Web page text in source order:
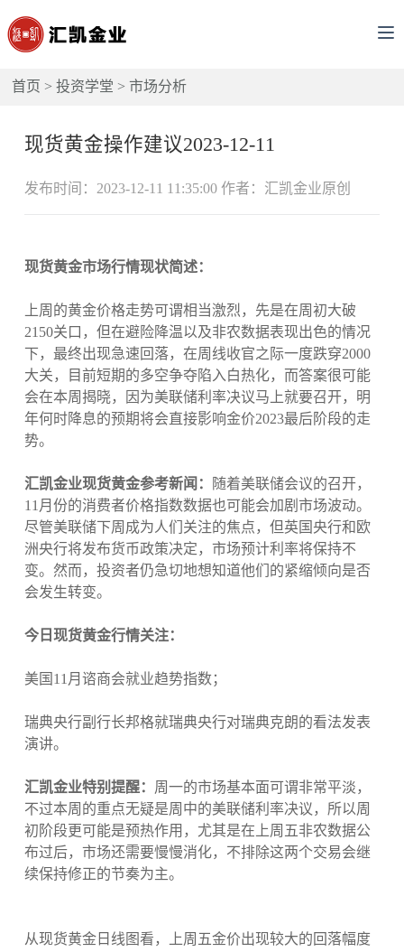
首页 >投资学堂 >市场分析
现货黄金操作建议2023-12-11
发布时间：2023-12-11 11:35:00 作者：汇凯金业原创
现货黄金市场行情现状简述：
上周的黄金价格走势可谓相当激烈，先是在周初大破
2150关口，但在避险降温以及非农数据表现出色的情况
下，最终出现急速回落，在周线收官之际一度跌穿2000
大关，目前短期的多空争夺陷入白热化，而答案很可能
会在本周揭晓，因为美联储利率决议马上就要召开，明
年何时降息的预期将会直接影响金价2023最后阶段的走
势。
汇凯金业现货黄金参考新闻：
随着美联储会议的召开，
11月份的消费者价格指数数据也可能会加剧市场波动。
尽管美联储下周成为人们关注的焦点，但英国央行和欧
洲央行将发布货币政策决定，市场预计利率将保持不
变。然而，投资者仍急切地想知道他们的紧缩倾向是否
会发生转变。
今日现货黄金行情关注：
美国11月谘商会就业趋势指数；
瑞典央行副行长邦格就瑞典央行对瑞典克朗的看法发表
演讲。
汇凯金业特别提醒： 周一的市场基本面可谓非常平淡，
不过本周的重点无疑是周中的美联储利率决议，所以周
初阶段更可能是预热作用，尤其是在上周五非农数据公
布过后，市场还需要慢慢消化，不排除这两个交易会继
续保持修正的节奏为主。
从现货黄金日线图看，上周五金价出现较大的回落幅度